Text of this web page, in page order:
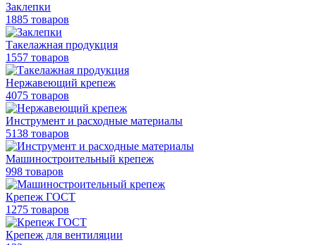
Заклепки
1885 товаров
Такелажная продукция
1557 товаров
Нержавеющий крепеж
4075 товаров
Инструмент и расходные материалы
5138 товаров
Машиностроительный крепеж
998 товаров
Крепеж ГОСТ
1275 товаров
Крепеж для вентиляции